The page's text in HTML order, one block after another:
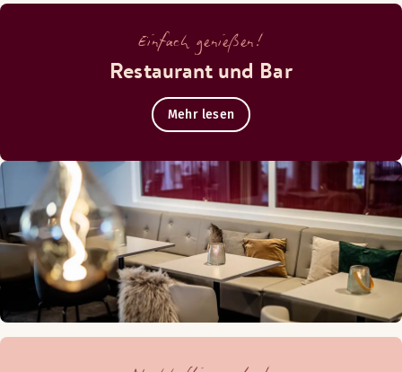
Einfach genießen!
Restaurant und Bar
Mehr lesen